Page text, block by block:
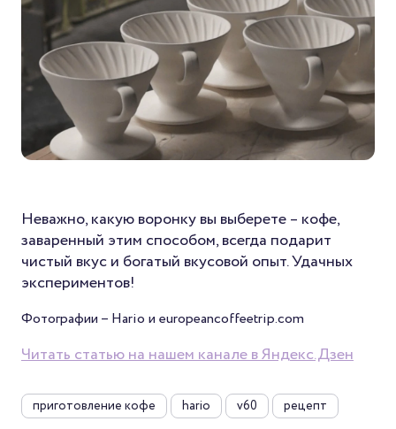
Неважно, какую воронку вы выберете – кофе,
заваренный этим способом, всегда подарит
чистый вкус и богатый вкусовой опыт. Удачных
экспериментов!
Фотографии – Hario и europeancoffeetrip.com
Читать статью на нашем канале в Яндекс.Дзен
приготовление кофе hario v60 рецепт